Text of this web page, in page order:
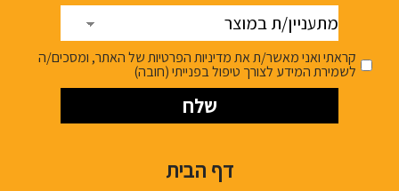
מתעניין/ת
במוצר
קראתי ואני מאשר/ת את מדיניות הפרטיות של האתר, ומסכים/ה
לשמירת המידע לצורך טיפול בפנייתי (חובה)
דף הבית